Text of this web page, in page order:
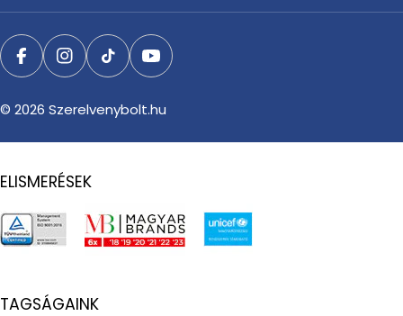
FacebookInstagram
TikTokYouTube
© 2026 Szerelvenybolt.hu
ELISMERÉSEK
TAGSÁGAINK